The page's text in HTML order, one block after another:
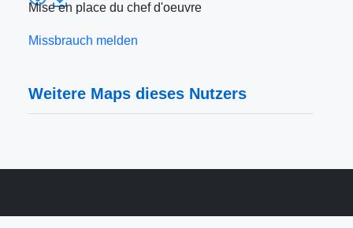
Mise en place du chef d'oeuvre
Missbrauch melden
Weitere Maps dieses Nutzers